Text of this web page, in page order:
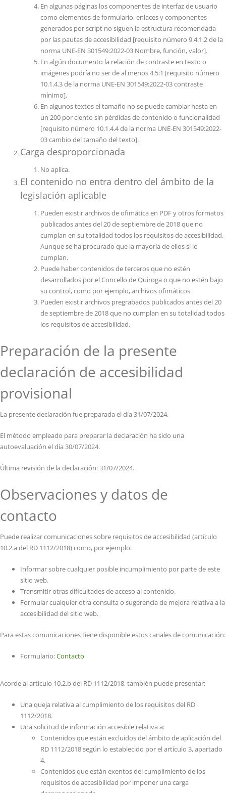
En algunas páginas los componentes de interfaz de usuario
como elementos de formulario, enlaces y componentes
generados por script no siguen la estructura recomendada
por las pautas de accesibilidad [requisito número 9.4.1.2 de la
norma UNE-EN 301549:2022-03 Nombre, función, valor].
En algún documento la relación de contraste en texto o
imágenes podría no ser de al menos 4.5:1 [requisito número
10.1.4.3 de la norma UNE-EN 301549:2022-03 contraste
mínimo].
En algunos textos el tamaño no se puede cambiar hasta en
un 200 por ciento sin pérdidas de contenido o funcionalidad
[requisito número 10.1.4.4 de la norma UNE-EN 301549:2022-
03 cambio del tamaño del texto].
Carga desproporcionada
No aplica.
El contenido no entra dentro del ámbito de la
legislación aplicable
Pueden existir archivos de ofimática en PDF y otros formatos
publicados antes del 20 de septiembre de 2018 que no
cumplan en su totalidad todos los requisitos de accesibilidad.
Aunque se ha procurado que la mayoría de ellos sí lo
cumplan.
Puede haber contenidos de terceros que no estén
desarrollados por el Concello de Quiroga o que no estén bajo
su control, como por ejemplo, archivos ofimáticos.
Pueden existir archivos pregrabados publicados antes del 20
de septiembre de 2018 que no cumplan en su totalidad todos
los requisitos de accesibilidad.
Preparación de la presente
declaración de accesibilidad
provisional
La presente declaración fue preparada el día 31/07/2024.
El método empleado para preparar la declaración ha sido una
autoevaluación el día 30/07/2024.
Última revisión de la declaración: 31/07/2024.
Observaciones y datos de
contacto
Puede realizar comunicaciones sobre requisitos de accesibilidad (artículo
10.2.a del RD 1112/2018) como, por ejemplo:
Informar sobre cualquier posible incumplimiento por parte de este
sitio web.
Transmitir otras dificultades de acceso al contenido.
Formular cualquier otra consulta o sugerencia de mejora relativa a la
accesibilidad del sitio web.
Para estas comunicaciones tiene disponible estos canales de comunicación:
Formulario:Contacto
Acorde al artículo 10.2.b del RD 1112/2018, también puede presentar:
Una queja relativa al cumplimiento de los requisitos del RD
1112/2018.
Una solicitud de información accesible relativa a:
Contenidos que están excluidos del ámbito de aplicación del
RD 1112/2018 según lo establecido por el artículo 3, apartado
4.
Contenidos que están exentos del cumplimiento de los
requisitos de accesibilidad por imponer una carga